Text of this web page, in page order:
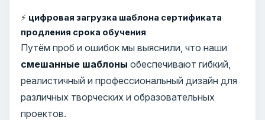
⚡ цифровая загрузка шаблона сертификата
продления срока обучения
Путём проб и ошибок мы выяснили, что наши
смешанные шаблоны обеспечивают гибкий,
реалистичный и профессиональный дизайн для
различных творческих и образовательных
проектов.